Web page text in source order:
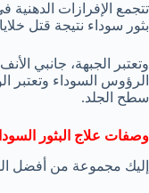
تتجمع الإفرازات الدهنية
بثور سوداء نتيجة قتل
وتعتبر الجبهة، جانبي
الرؤوس السوداء وتعتبر
سطح الجلد.
وصفات علاج البثور
إليك مجموعة من أفضل